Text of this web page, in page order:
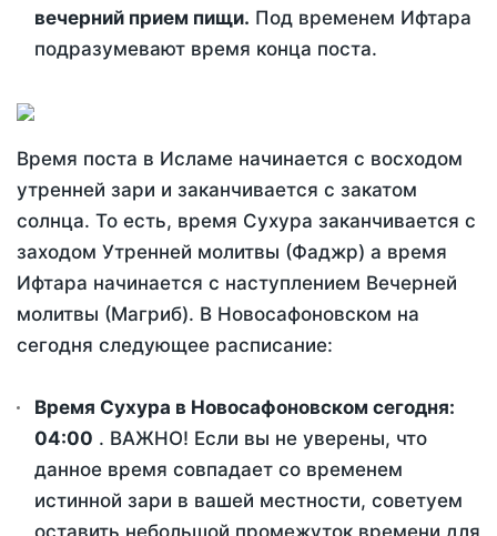
вечерний прием пищи. Под временем Ифтара
подразумевают время конца поста.
Время поста в Исламе начинается с восходом
утренней зари и заканчивается с закатом
солнца. То есть, время Сухура заканчивается с
заходом Утренней молитвы (Фаджр) а время
Ифтара начинается с наступлением Вечерней
молитвы (Магриб). В Новосафоновском на
сегодня следующее расписание:
Время Сухура в Новосафоновском сегодня:
04:00 . ВАЖНО! Если вы не уверены, что
данное время совпадает со временем
истинной зари в вашей местности, советуем